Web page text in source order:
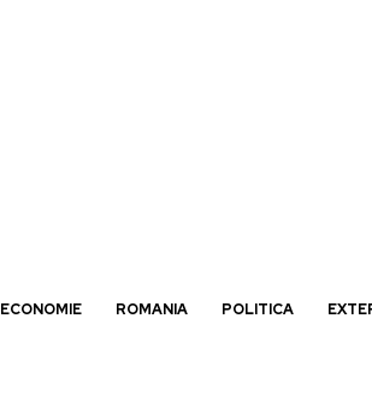
ECONOMIE ROMANIA POLITICA